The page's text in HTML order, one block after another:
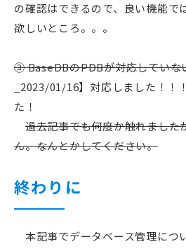
の確認はできるので、良い機能で
欲しいところ。。。
③ BaseDBのPDBが対応していな
_2023/01/16】対応しました！！
た！
過去記事でも何度か触れました
ん。なんとかしてください。
終わりに
本記事でデータベース管理につ